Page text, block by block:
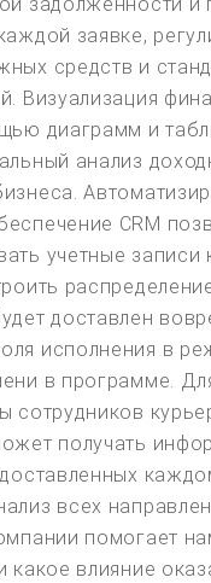
заявке,
средств и
Визуализация
диаграмм и
анализ
CRM
учетные записи
доставлен
исполнения в
в программе.
сотрудников
получать
всех
помогает
какое влияние